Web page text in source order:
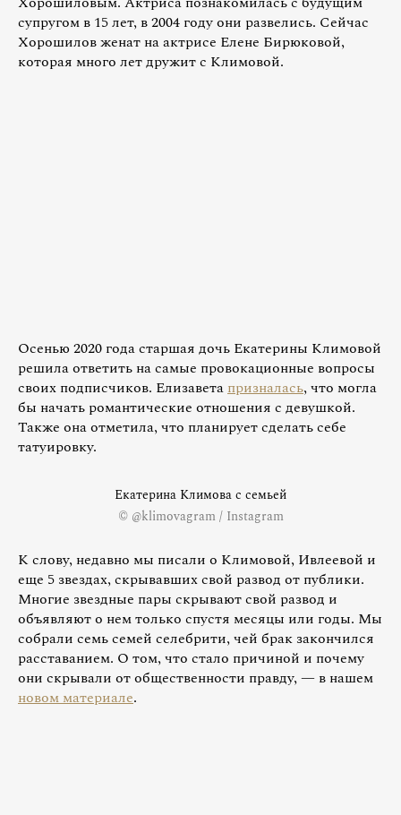
супругом в 15 лет, в 2004 году они развелись. Сейчас
Хорошилов женат на актрисе Елене Бирюковой,
которая много лет дружит с Климовой.
Осенью 2020 года старшая дочь Екатерины Климовой
решила ответить на самые провокационные вопросы
своих подписчиков. Елизавета призналась, что могла
бы начать романтические отношения с девушкой.
Также она отметила, что планирует сделать себе
татуировку.
Екатерина Климова с семьей
© @klimovagram / Instagram
К слову, недавно мы писали о Климовой, Ивлеевой и
еще 5 звездах, скрывавших свой развод от публики.
Многие звездные пары скрывают свой развод и
объявляют о нем только спустя месяцы или годы. Мы
собрали семь семей селебрити, чей брак закончился
расставанием. О том, что стало причиной и почему
они скрывали от общественности правду, — в нашем
новом материале.